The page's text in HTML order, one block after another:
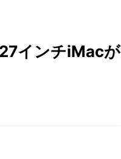
インチiMacが